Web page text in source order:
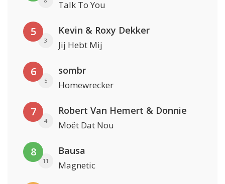
Talk To You
5
3
Kevin & Roxy Dekker
Jij Hebt Mij
6
5
sombr
Homewrecker
7
4
Robert Van Hemert & Donnie
Moët Dat Nou
8
11
Bausa
Magnetic